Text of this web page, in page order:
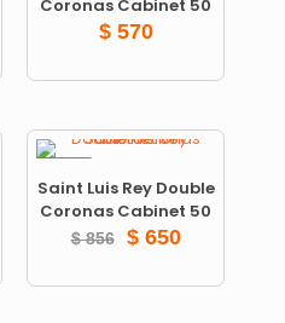
Coronas Cabinet 50
$570
Saint Luis Rey Double
Coronas Cabinet 50
$856 $650